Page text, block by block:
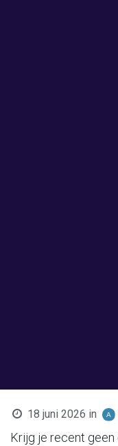
18 juni 2026 in
Krijg je recent geen